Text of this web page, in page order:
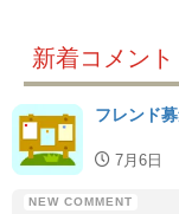
新着コメント
フレンド
7月6日